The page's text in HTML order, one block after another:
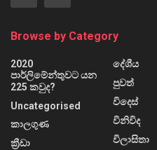
Browse by Category
2020
පාර්ලිමේන්තුවට යන
225 කවුද?
Uncategorised
කාලගුණ
ක්‍රීඩා
දේශීය
පුවත්
විදෙස්
විනිවිද
විලාසිතා